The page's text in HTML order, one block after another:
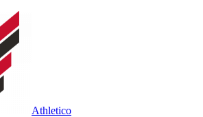
Athletico